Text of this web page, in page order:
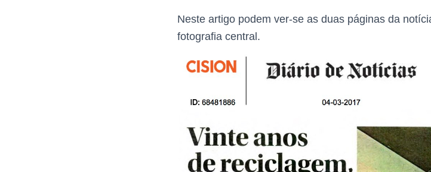
Neste artigo podem ver-se as duas páginas da
fotografia central.